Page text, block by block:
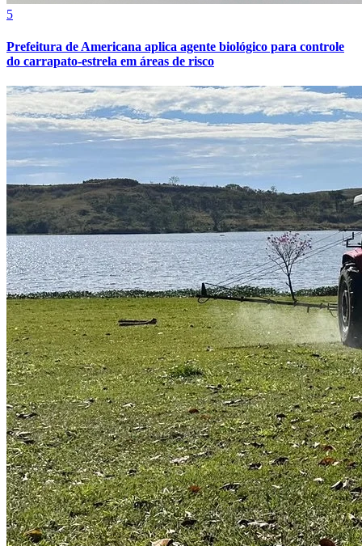
Cruzeiro
5
Prefeitura de Americana aplica agente biológico para controle
do carrapato-estrela em áreas de risco